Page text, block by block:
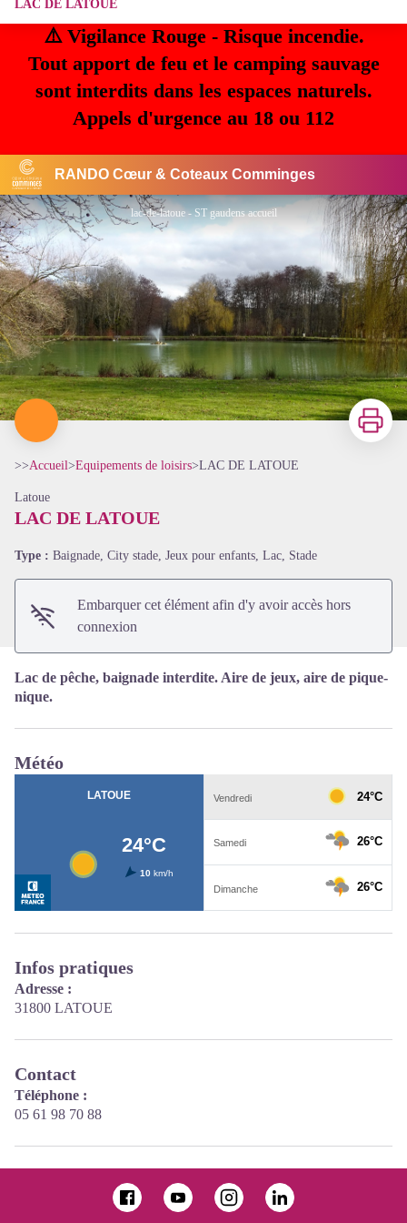
⚠️ Vigilance Rouge - Risque incendie.
Tout apport de feu et le camping sauvage
sont interdits dans les espaces naturels.
Appels d'urgence au 18 ou 112
RANDO Cœur & Coteaux Comminges
LAC DE LATOUE
lac-de-latoue - ST gaudens accueil
Imprimer
>>Accueil>Equipements de loisirs>LAC DE LATOUE
Latoue
LAC DE LATOUE
Type : Baignade, City stade, Jeux pour enfants, Lac, Stade
Embarquer cet élément afin d'y avoir accès hors
connexion
Lac de pêche, baignade interdite. Aire de jeux, aire de pique-
nique.
Météo
Infos pratiques
Adresse :
31800 LATOUE
Contact
Téléphone :
05 61 98 70 88